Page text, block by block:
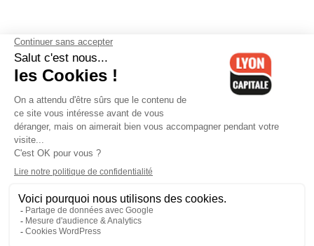
Contactez-nous-Mentions légales-CGV-Politique de
confidentialité-Gestion des cookies